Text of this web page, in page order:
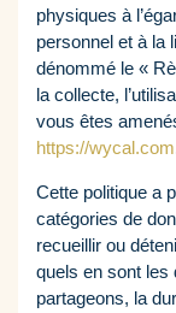
physiques à
personnel et à la
dénommé le «
la collecte,
vous êtes
https://wycal.com
Cette politique a
catégories de
recueillir ou
quels en sont les
partageons, la